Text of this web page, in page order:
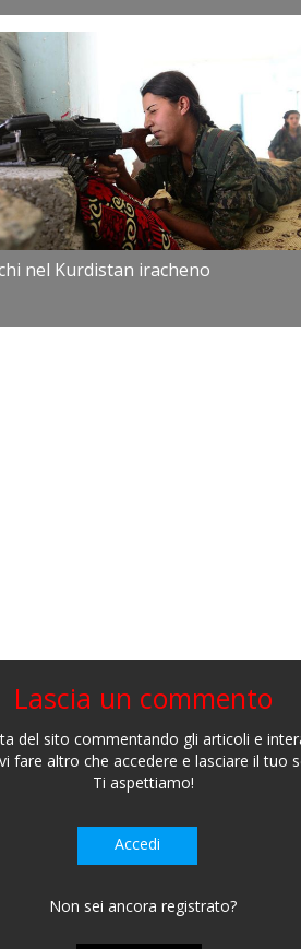
nel Kurdistan iracheno
Lascia un commento
del sito commentando gli articoli e
fare altro che accedere e lasciare il tuo
Ti aspettiamo!
Accedi
Non sei ancora registrato?